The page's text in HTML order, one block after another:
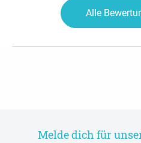
Alle
Melde dich für